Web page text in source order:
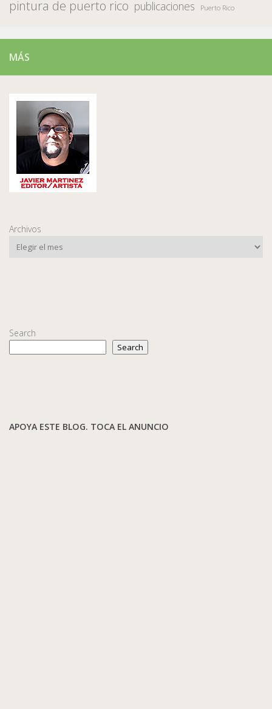
pintura de puerto rico publicaciones Puerto Rico
MÁS
Archivos
Search
Search
APOYA ESTE BLOG. TOCA EL ANUNCIO